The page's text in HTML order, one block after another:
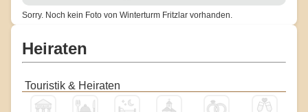
Sorry. Noch kein Foto von Winterturm Fritzlar vorhanden.
Heiraten
Touristik & Heiraten